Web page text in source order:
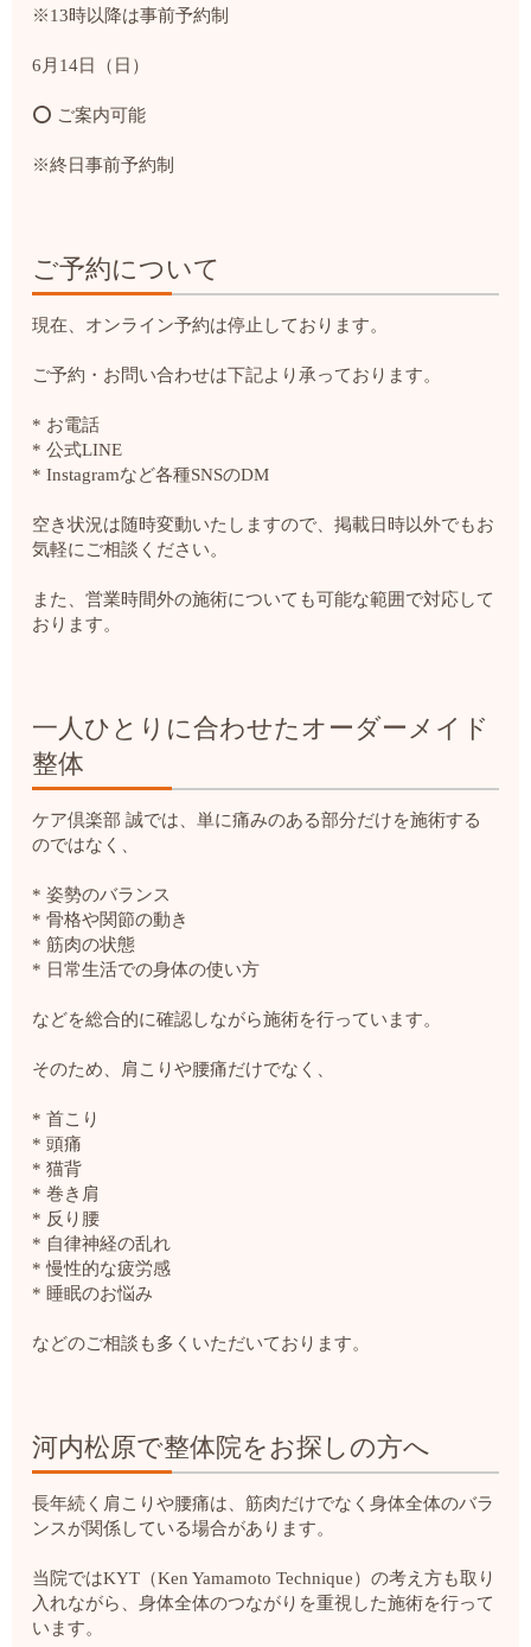
※13時以降は事前予約制
6月14日（日）
⭕ ご案内可能
※終日事前予約制
ご予約について
現在、オンライン予約は停止しております。
ご予約・お問い合わせは下記より承っております。
* お電話
* 公式LINE
* Instagramなど各種SNSのDM
空き状況は随時変動いたしますので、掲載日時以外でもお
気軽にご相談ください。
また、営業時間外の施術についても可能な範囲で対応して
おります。
一人ひとりに合わせたオーダーメイド
整体
ケア倶楽部 誠では、単に痛みのある部分だけを施術する
のではなく、
* 姿勢のバランス
* 骨格や関節の動き
* 筋肉の状態
* 日常生活での身体の使い方
などを総合的に確認しながら施術を行っています。
そのため、肩こりや腰痛だけでなく、
* 首こり
* 頭痛
* 猫背
* 巻き肩
* 反り腰
* 自律神経の乱れ
* 慢性的な疲労感
* 睡眠のお悩み
などのご相談も多くいただいております。
河内松原で整体院をお探しの方へ
長年続く肩こりや腰痛は、筋肉だけでなく身体全体のバラ
ンスが関係している場合があります。
当院ではKYT（Ken Yamamoto Technique）の考え方も取り
入れながら、身体全体のつながりを重視した施術を行って
います。